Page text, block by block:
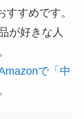
すすめです。
が好きな人
で「中